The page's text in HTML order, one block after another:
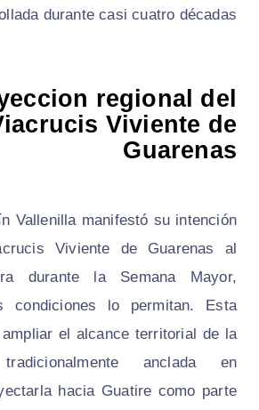
durante casi cuatro décadas.
regional del
Viviente de
Guarenas
Vallenilla manifestó su intención
Viviente de Guarenas al
durante la Semana Mayor,
condiciones lo permitan. Esta
el alcance territorial de la
tradicionalmente anclada en
hacia Guatire como parte